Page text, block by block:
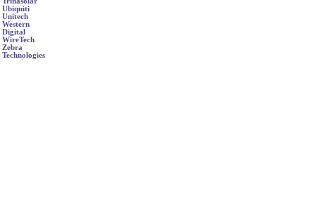
Ubiquiti
Unitech
Western
Digital
WireTech
Zebra
Technologies